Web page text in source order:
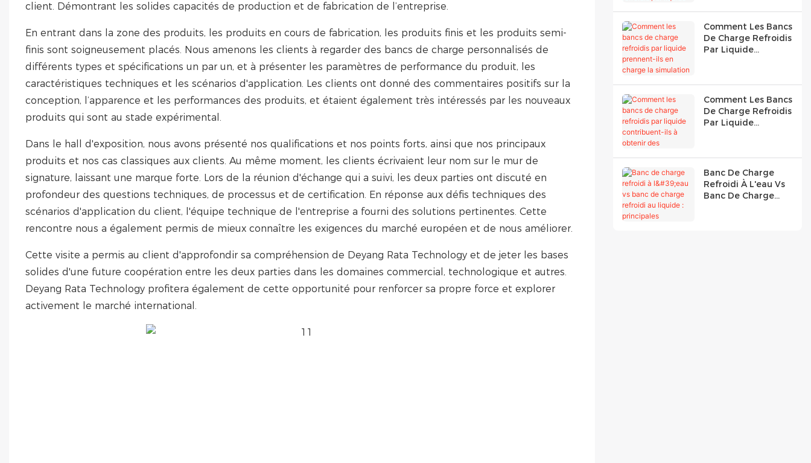
client. Démontrant les solides capacités de production et de fabrication de l’entreprise. ​
En entrant dans la zone des produits, les produits en cours de fabrication, les produits finis et les produits semi-
finis sont soigneusement placés. Nous amenons les clients à regarder des bancs de charge personnalisés de
différents types et spécifications un par un, et à présenter les paramètres de performance du produit, les
caractéristiques techniques et les scénarios d'application. Les clients ont donné des commentaires positifs sur la
conception, l’apparence et les performances des produits, et étaient également très intéressés par les nouveaux
produits qui sont au stade expérimental.
Dans le hall d'exposition, nous avons présenté nos qualifications et nos points forts, ainsi que nos principaux
produits et nos cas classiques aux clients. Au même moment, les clients écrivaient leur nom sur le mur de
signature, laissant une marque forte. Lors de la réunion d'échange qui a suivi, les deux parties ont discuté en
profondeur des questions techniques, de processus et de certification. En réponse aux défis techniques des
scénarios d'application du client, l'équipe technique de l'entreprise a fourni des solutions pertinentes. Cette
rencontre nous a également permis de mieux connaître les exigences du marché européen et de nous améliorer.
Cette visite a permis au client d'approfondir sa compréhension de Deyang Rata Technology et de jeter les bases
solides d'une future coopération entre les deux parties dans les domaines commercial, technologique et autres.
Deyang Rata Technology profitera également de cette opportunité pour renforcer sa propre force et explorer
activement le marché international. ​
Liquide Spécialisés ?
Comment Les Bancs
De Charge Refroidis
Par Liquide
Simulation De
Charge Des
Serveurs GPU ?
Comment Les Bancs
De Charge Refroidis
Par Liquide
Coefficients PUE
Plus Faibles ?
Banc De Charge
Refroidi À L'eau Vs
Banc De Charge